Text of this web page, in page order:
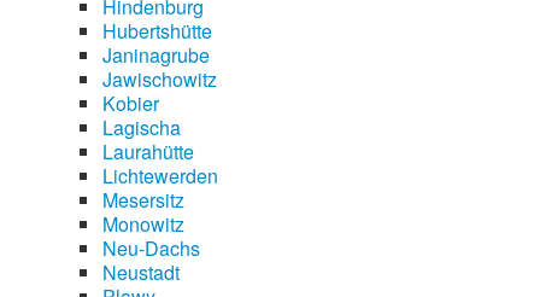
Hindenburg
Hubertshütte
Janinagrube
Jawischowitz
Kobier
Lagischa
Laurahütte
Lichtewerden
Mesersitz
Monowitz
Neu-Dachs
Neustadt